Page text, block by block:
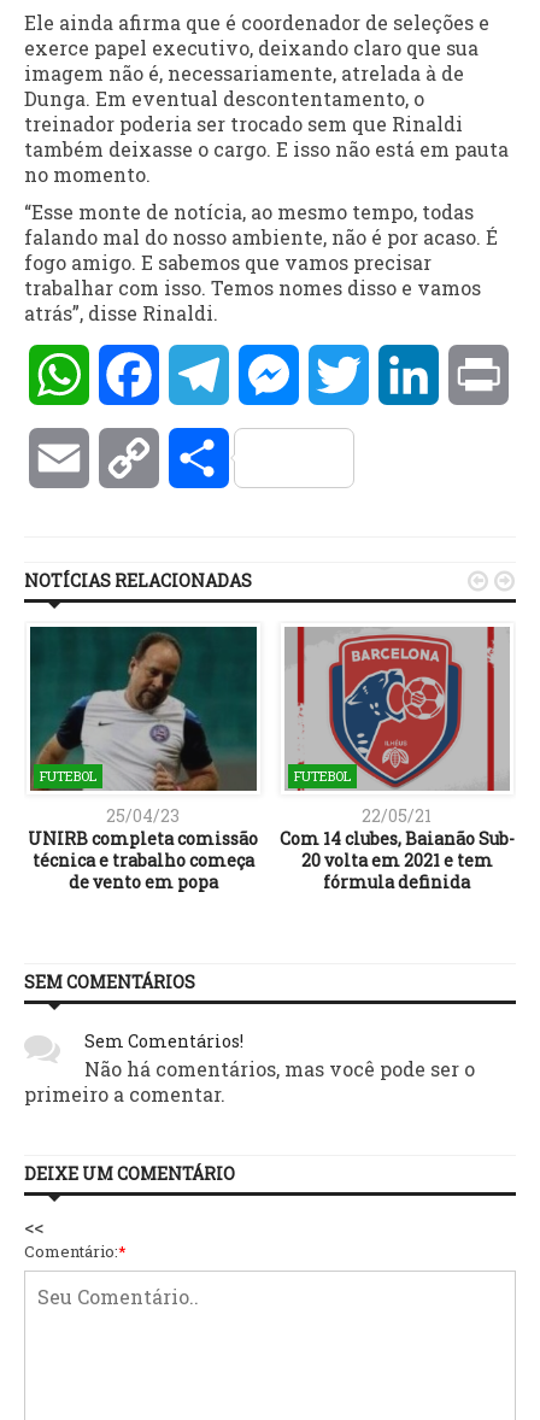
Ele ainda afirma que é coordenador de seleções e
exerce papel executivo, deixando claro que sua
imagem não é, necessariamente, atrelada à de
Dunga. Em eventual descontentamento, o
treinador poderia ser trocado sem que Rinaldi
também deixasse o cargo. E isso não está em pauta
no momento.
“Esse monte de notícia, ao mesmo tempo, todas
falando mal do nosso ambiente, não é por acaso. É
fogo amigo. E sabemos que vamos precisar
trabalhar com isso. Temos nomes disso e vamos
atrás”, disse Rinaldi.
WhatsAppFacebookTelegramMessengerTwitter LinkedIn
Email Copy Compartilhar
NOTÍCIAS RELACIONADAS
FUTEBOL
25/04/23
UNIRB completa comissão
técnica e trabalho começa
de vento em popa
FUTEBOL
22/05/21
Com 14 clubes, Baianão Sub-
20 volta em 2021 e tem
fórmula definida
 
SEM COMENTÁRIOS
Sem Comentários!
Não há comentários, mas você pode ser o
primeiro a comentar.
DEIXE UM COMENTÁRIO
<<
Comentário:*